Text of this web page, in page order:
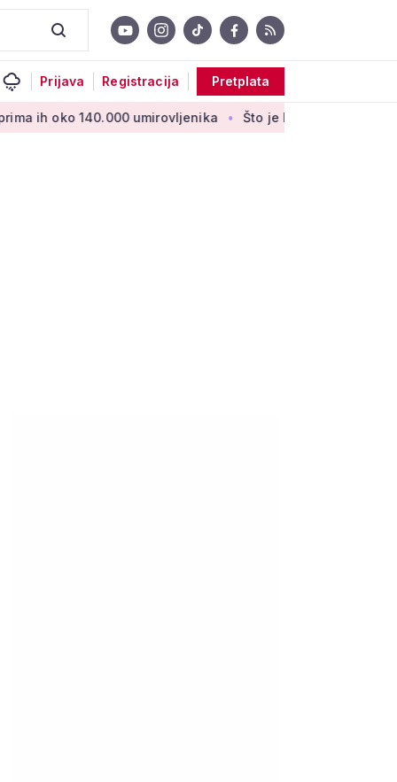
Prijava Registracija Pretplata
umirovljenika Što je MIREX i kako se računa? Važna